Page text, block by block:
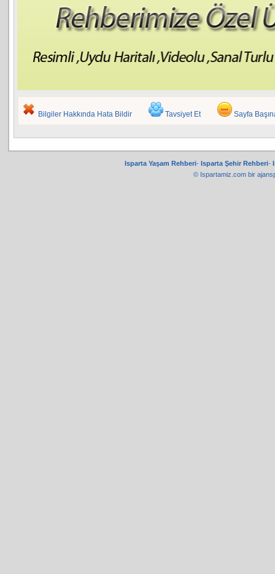
Bilgiler Hakkında Hata Bildir Tavsiyet Et Sayfa
Isparta Yaşam Rehberi- Isparta Şehir Rehberi-
© Ispartamiz.com bir